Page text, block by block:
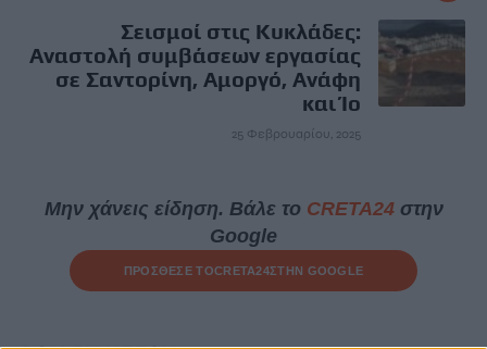
Σεισμοί στις Κυκλάδες:
Αναστολή συμβάσεων εργασίας
σε Σαντορίνη, Αμοργό, Ανάφη
και Ίο
25 Φεβρουαρίου, 2025
Μην χάνεις είδηση. Βάλε το CRETA24στην
Google
ΠΡΟΣΘΕΣΕ ΤΟCRETA24ΣΤΗΝ GOOGLE